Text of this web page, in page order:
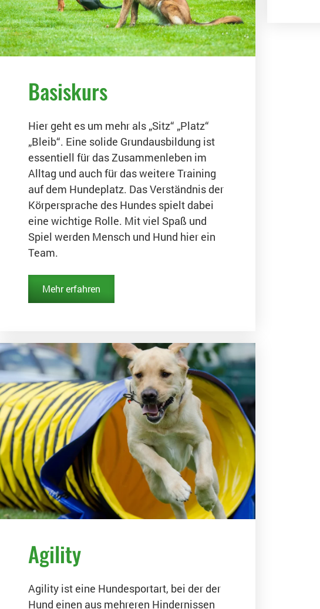
Basiskurs
Hier geht es um mehr als „Sitz“ „Platz“
„Bleib“. Eine solide Grundausbildung ist
essentiell für das Zusammenleben im
Alltag und auch für das weitere Training
auf dem Hundeplatz. Das Verständnis der
Körpersprache des Hundes spielt dabei
eine wichtige Rolle. Mit viel Spaß und
Spiel werden Mensch und Hund hier ein
Team.
Mehr erfahren
Agility
Agility ist eine Hundesportart, bei der der
Hund einen aus mehreren Hindernissen